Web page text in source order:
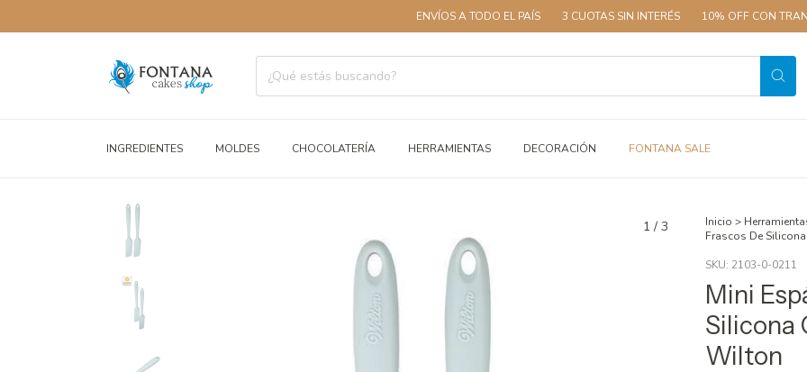
ENVÍOS A TODO EL PAÍS 3 CUOTAS SIN INTERÉS 10% OFF CON
INGREDIENTES MOLDES CHOCOLATERÍA HERRAMIENTAS DECORACIÓN FONTANA SALE
1 / 3 Inicio >
Frascos De
SKU: 2103-0-0211
Mini
Silicona
Wilton